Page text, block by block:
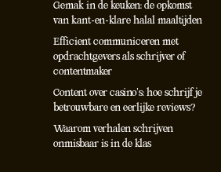
Gemak in de keuken: de opkomst
van kant-en-klare halal maaltijden
Efficient communiceren met
opdrachtgevers als schrijver of
contentmaker
Content over casino’s: hoe schrijf je
betrouwbare en eerlijke reviews?
Waarom verhalen schrijven
onmisbaar is in de klas